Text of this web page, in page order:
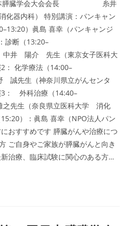
日本膵臓学会大会会長 糸井
器内科） 特別講演：パンキャン
）眞島 喜幸（パンキャンジ
診断（13:20–
先生（東京女子医科大
化学療法（14:00–
神奈川県立がんセンタ
： 外科治療（14:40–
奈良県立医科大学 消化
）：眞島 喜幸（NPO法人パン
おすすめです 膵臓がんや治療につ
ご自身やご家族が膵臓がんと向き
治療、臨床試験に関心のある方…